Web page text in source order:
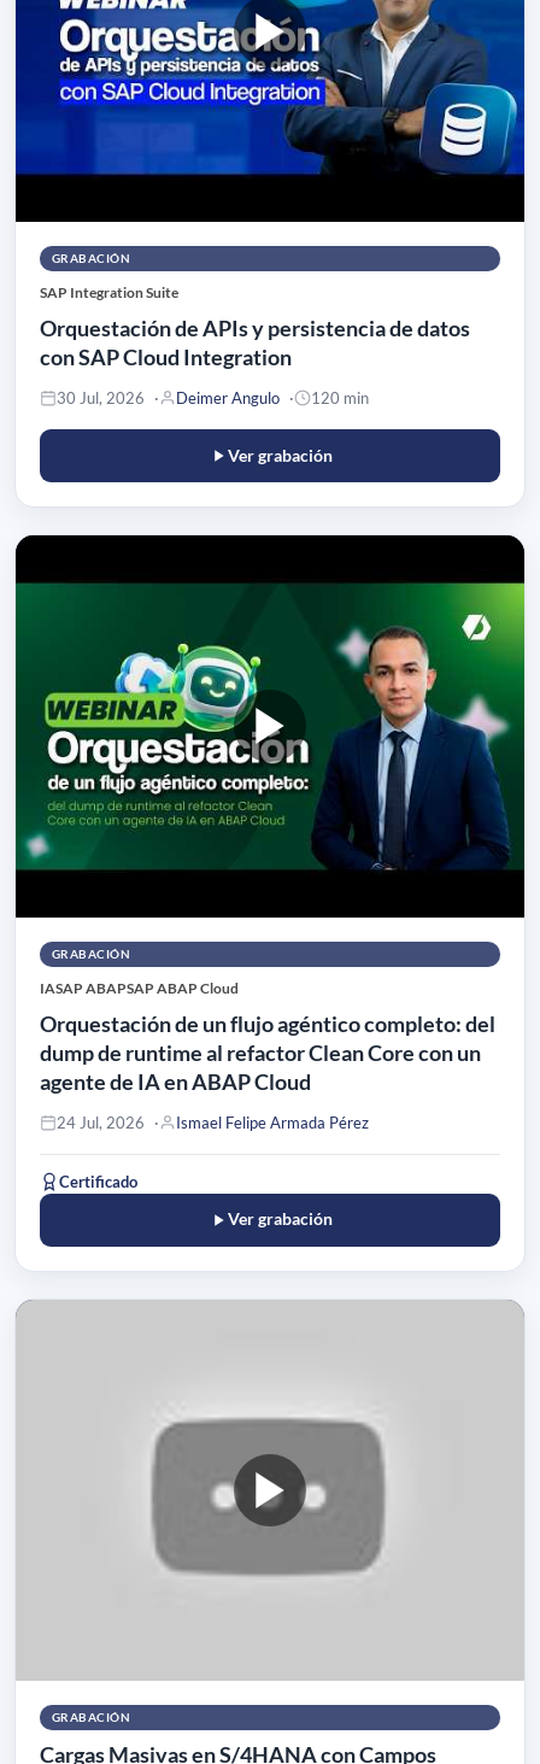
GRABACIÓN
SAP Integration Suite
Orquestación de APIs y persistencia de datos
con SAP Cloud Integration
30 Jul, 2026 Deimer Angulo 120 min
Ver grabación
GRABACIÓN
IASAP ABAPSAP ABAP Cloud
Orquestación de un flujo agéntico completo: del
dump de runtime al refactor Clean Core con un
agente de IA en ABAP Cloud
24 Jul, 2026 Ismael Felipe Armada Pérez
Certificado
Ver grabación
GRABACIÓN
Cargas Masivas en S/4HANA con Campos